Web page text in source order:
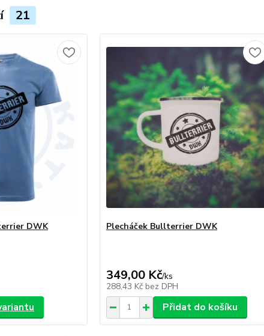
21
DWK Plecháček Bullterrier DWK
349,00 Kč/ks
288,43 Kč bez DPH
Přidat do košíku